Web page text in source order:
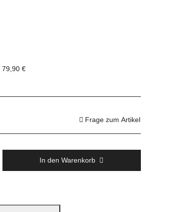
79,90 €
Frage zum Artikel
In den Warenkorb